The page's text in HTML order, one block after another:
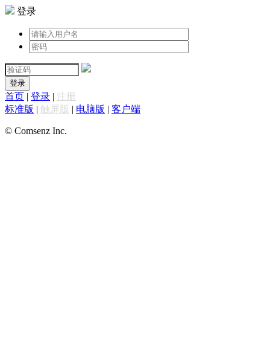
登录
登录
首页 | 登录 | 注册
标准版 | 触屏版 | 电脑版 | 客户端
© Comsenz Inc.